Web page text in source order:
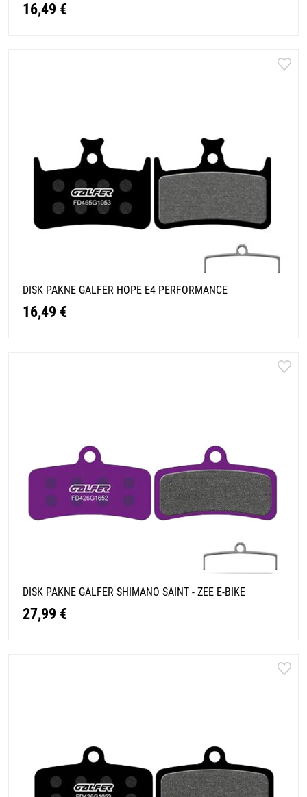
16,49 €
DISK PAKNE GALFER HOPE E4 PERFORMANCE
16,49 €
DISK PAKNE GALFER SHIMANO SAINT - ZEE E-BIKE
27,99 €